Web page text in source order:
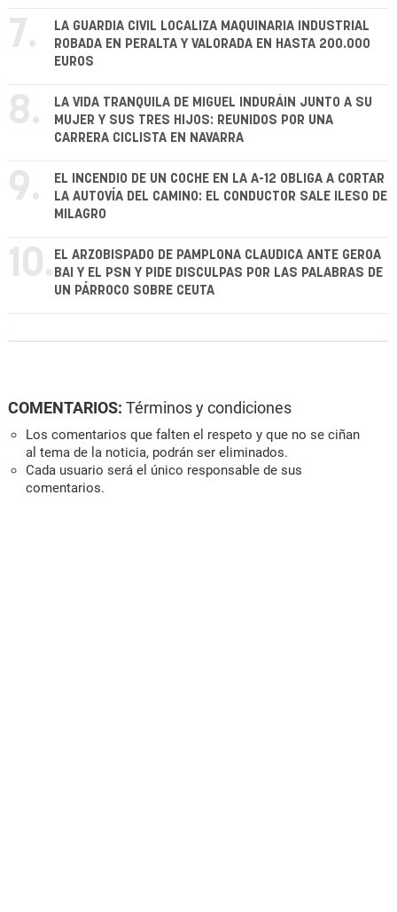
7.
LA GUARDIA CIVIL LOCALIZA MAQUINARIA INDUSTRIAL
ROBADA EN PERALTA Y VALORADA EN HASTA 200.000
EUROS
8.
LA VIDA TRANQUILA DE MIGUEL INDURÁIN JUNTO A SU
MUJER Y SUS TRES HIJOS: REUNIDOS POR UNA
CARRERA CICLISTA EN NAVARRA
9.
EL INCENDIO DE UN COCHE EN LA A-12 OBLIGA A CORTAR
LA AUTOVÍA DEL CAMINO: EL CONDUCTOR SALE ILESO DE
MILAGRO
10. EL ARZOBISPADO DE PAMPLONA CLAUDICA ANTE GEROA
BAI Y EL PSN Y PIDE DISCULPAS POR LAS PALABRAS DE
UN PÁRROCO SOBRE CEUTA
COMENTARIOS: Términos y condiciones
Los comentarios que falten el respeto y que no se ciñan
al tema de la noticia, podrán ser eliminados.
Cada usuario será el único responsable de sus
comentarios.